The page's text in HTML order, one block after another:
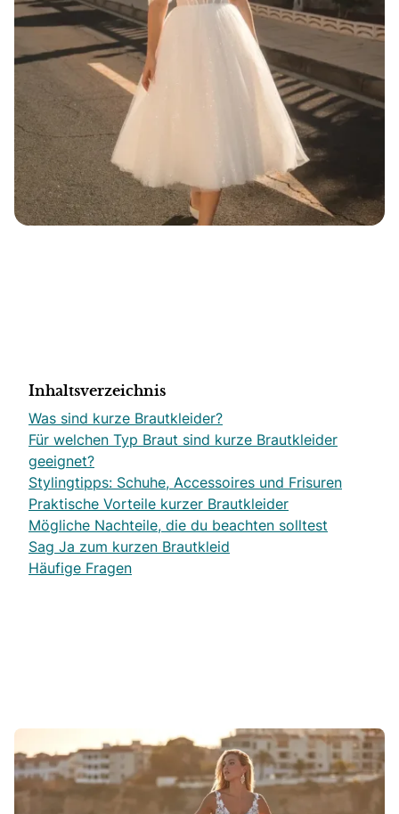
Inhaltsverzeichnis
Was sind kurze Brautkleider?
Für welchen Typ Braut sind kurze Brautkleider
geeignet?
Stylingtipps: Schuhe, Accessoires und Frisuren
Praktische Vorteile kurzer Brautkleider
Mögliche Nachteile, die du beachten solltest
Sag Ja zum kurzen Brautkleid
Häufige Fragen